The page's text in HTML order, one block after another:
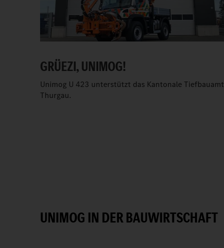
GRÜEZI, UNIMOG!
Unimog U 423 unterstützt das Kantonale Tiefbauamt
Thurgau.
UNIMOG IN DER BAUWIRTSCHAFT